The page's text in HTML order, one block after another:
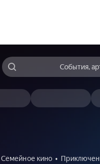
События,
Семейное кино